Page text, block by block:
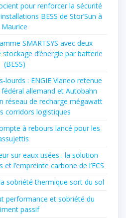
pour renforcer la sécurité
BESS de Stor’Sun à
Maurice
SMARTSYS avec deux
d’énergie par batterie
(BESS)
lourds : ENGIE Vianeo retenue
allemand et Autobahn
réseau de recharge mégawatt
corridors logistiques
à rebours lancé pour les
sur eaux usées : la solution
l’empreinte carbone de l’ECS
sobriété thermique sort du sol
performance et sobriété du
passif